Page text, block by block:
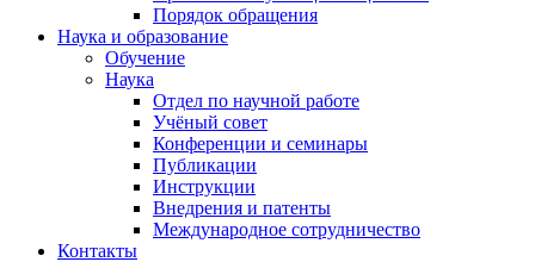
Порядок обращения
Наука и образование
Обучение
Наука
Отдел по научной работе
Учёный совет
Конференции и семинары
Публикации
Инструкции
Внедрения и патенты
Международное сотрудничество
Контакты